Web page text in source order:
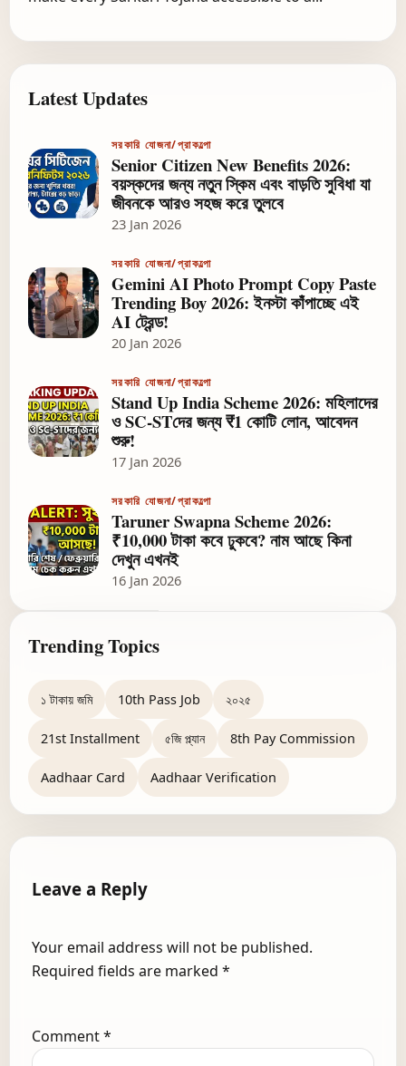
Latest Updates
সরকারি যোজনা/প্রাকল্পো
Senior Citizen New Benefits 2026:
বয়স্কদের জন্য নতুন স্কিম এবং বাড়তি সুবিধা যা
জীবনকে আরও সহজ করে তুলবে
23 Jan 2026
সরকারি যোজনা/প্রাকল্পো
Gemini AI Photo Prompt Copy Paste
Trending Boy 2026: ইনস্টা কাঁপাচ্ছে এই
AI ট্রেন্ড!
20 Jan 2026
সরকারি যোজনা/প্রাকল্পো
Stand Up India Scheme 2026: মহিলাদের
ও SC-STদের জন্য ₹1 কোটি লোন, আবেদন
শুরু!
17 Jan 2026
সরকারি যোজনা/প্রাকল্পো
Taruner Swapna Scheme 2026:
₹10,000 টাকা কবে ঢুকবে? নাম আছে কিনা
দেখুন এখনই
16 Jan 2026
Trending Topics
১ টাকায় জমি 10th Pass Job ২০২৫
21st Installment ৫জি প্ল্যান 8th Pay Commission
Aadhaar Card Aadhaar Verification
Leave a Reply
Your email address will not be published.
Required fields are marked *
Comment*